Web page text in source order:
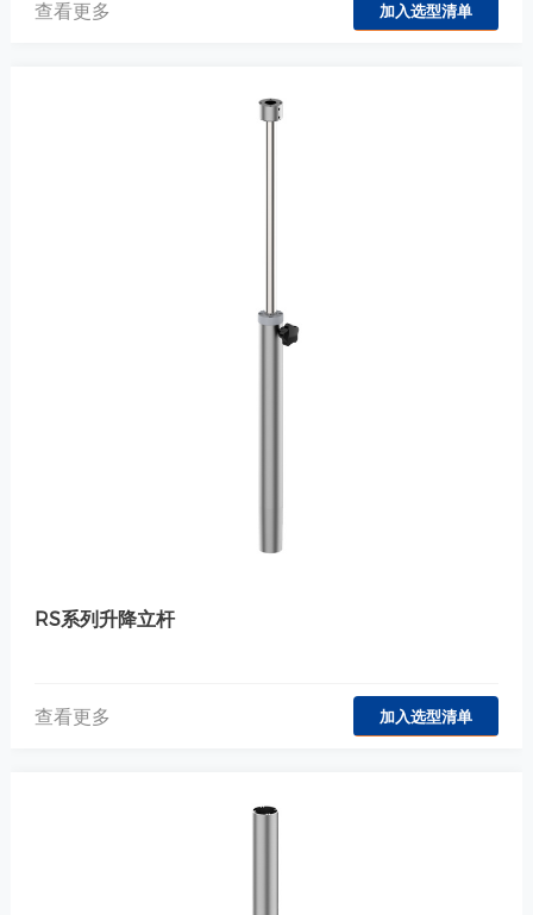
查看更多 加入选型清单
RS系列升降立杆
查看更多 加入选型清单